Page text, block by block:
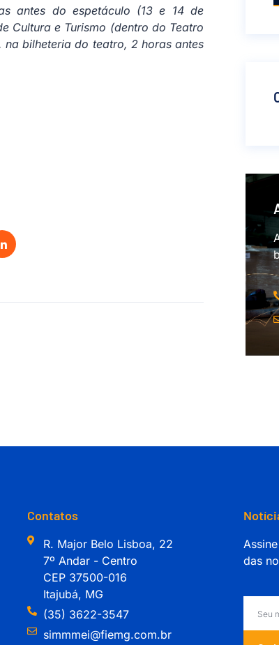
antes do espetáculo (13 e 14 de
Cultura e Turismo (dentro do Teatro
bilheteria do teatro, 2 horas antes
Contatos
R. Major Belo Lisboa, 22
7º Andar - Centro
CEP 37500-016
Itajubá, MG
(35) 3622-3547
simmmei@fiemg.com.br
das